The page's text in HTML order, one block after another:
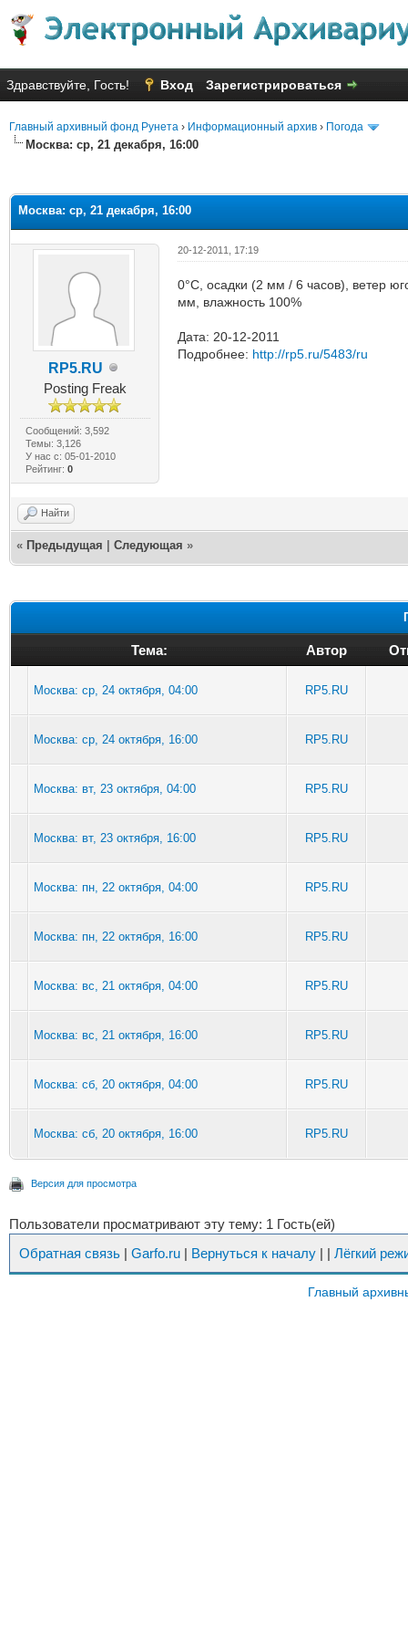
Здравствуйте, Гость! Вход Зарегистрироваться
Главный архивный фонд Рунета › Информационный архив › Погода
Москва: ср, 21 декабря, 16:00
Москва: ср, 21 декабря, 16:00
RP5.RU
Posting Freak
Сообщений: 3,592
Темы: 3,126
У нас с: 05-01-2010
Рейтинг: 0
20-12-2011, 17:19
0°C, осадки (2 мм / 6 часов), ветер
мм, влажность 100%
Дата: 20-12-2011
Подробнее: http://rp5.ru/5483/ru
Найти
« Предыдущая Следующая »
Тема: Автор
Москва: ср, 24 октября, 04:00 RP5.RU
Москва: ср, 24 октября, 16:00 RP5.RU
Москва: вт, 23 октября, 04:00 RP5.RU
Москва: вт, 23 октября, 16:00 RP5.RU
Москва: пн, 22 октября, 04:00 RP5.RU
Москва: пн, 22 октября, 16:00 RP5.RU
Москва: вс, 21 октября, 04:00 RP5.RU
Москва: вс, 21 октября, 16:00 RP5.RU
Москва: сб, 20 октября, 04:00 RP5.RU
Москва: сб, 20 октября, 16:00 RP5.RU
Версия для просмотра
Пользователи просматривают эту тему: 1 Гость(ей)
Обратная связь | Garfo.ru | Вернуться к началу | | Лёгкий
Главный